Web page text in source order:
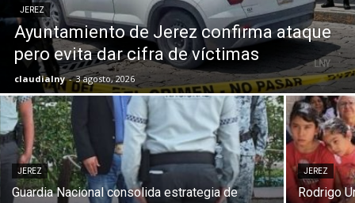
JEREZ
Ayuntamiento de Jerez confirma ataque
pero evita dar cifra de víctimas
claudialny - 3 agosto, 2026
JEREZ
Guardia Nacional consolida estrategia de
JEREZ
Rodrigo